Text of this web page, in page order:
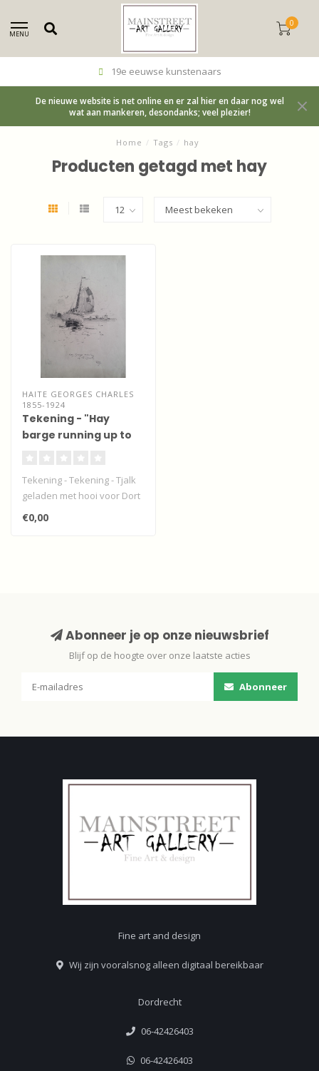
MENU
0
19e eeuwse kunstenaars
De nieuwe website is net online en er zal hier en daar nog wel
wat aan mankeren, desondanks; veel plezier!
Home / Tags / hay
Producten getagd met hay
HAITE GEORGES CHARLES
1855-1924
Tekening - "Hay
barge running up to
Tekening - Tekening - Tjalk
geladen met hooi voor Dort
- Dordrecht- gesigneerd G..
€0,00
Abonneer je op onze nieuwsbrief
Blijf op de hoogte over onze laatste acties
Abonneer
Fine art and design
Wij zijn vooralsnog alleen digitaal bereikbaar
Dordrecht
06-42426403
06-42426403